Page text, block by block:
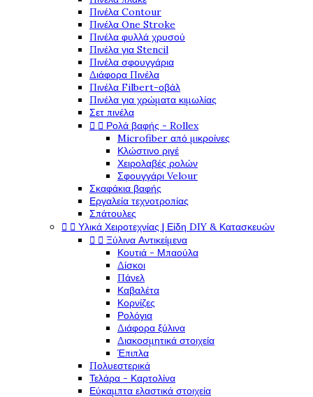
Πινέλα Contour
Πινέλα One Stroke
Πινέλα φυλλά χρυσού
Πινέλα για Stencil
Πινέλα σφουγγάρια
Διάφορα Πινέλα
Πινέλα Filbert-οβάλ
Πινέλα για χρώματα κιμωλίας
Σετ πινέλα
  Ρολά βαφής - Rollex
Microfiber από μικροίνες
Κλώστινο ριγέ
Χειρολαβές ρολών
Σφουγγάρι Velour
Σκαφάκια βαφής
Εργαλεία τεχνοτροπίας
Σπάτουλες
  Υλικά Χειροτεχνίας | Είδη DIY & Κατασκευών
  Ξύλινα Αντικείμενα
Κουτιά - Μπαούλα
Δίσκοι
Πάνελ
Καβαλέτα
Κορνίζες
Ρολόγια
Διάφορα ξύλινα
Διακοσμητικά στοιχεία
Έπιπλα
Πολυεστερικά
Τελάρα - Καρτολίνα
Εύκαμπτα ελαστικά στοιχεία